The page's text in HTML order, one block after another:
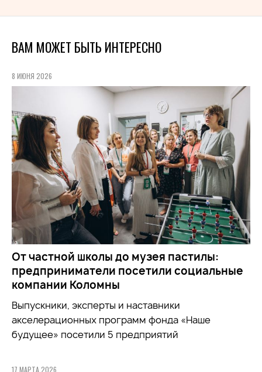
ВАМ МОЖЕТ БЫТЬ ИНТЕРЕСНО
8 ИЮНЯ 2026
От частной школы до музея пастилы:
предприниматели посетили социальные
компании Коломны
Выпускники, эксперты и наставники
акселерационных программ фонда «Наше
будущее» посетили 5 предприятий
17 МАРТА 2026